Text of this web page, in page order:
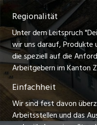
Temporäre Jobs
Freelance Jobs
Praktikum-Jobs
Lehrstellen
Ferienjobs
Impressum
Stellenmeldepflicht
zentraljob.ch
myjob.ch
schaffu.ch (VS)
ajourjob.ch
limmattalerzeitung.ch
Regionalität
Unter dem Leitspruch
wir uns darauf, Produkte
die speziell auf die
Arbeitgebern im Kanton
Einfachheit
Wir sind fest davon
Arbeitsstellen und das